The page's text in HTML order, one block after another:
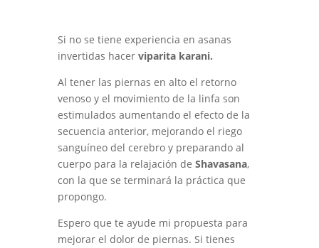
Si no se tiene experiencia en asanas
invertidas hacer viparita karani.
Al tener las piernas en alto el retorno
venoso y el movimiento de la linfa son
estimulados aumentando el efecto de la
secuencia anterior, mejorando el riego
sanguíneo del cerebro y preparando al
cuerpo para la relajación de Shavasana,
con la que se terminará la práctica que
propongo.
Espero que te ayude mi propuesta para
mejorar el dolor de piernas. Si tienes